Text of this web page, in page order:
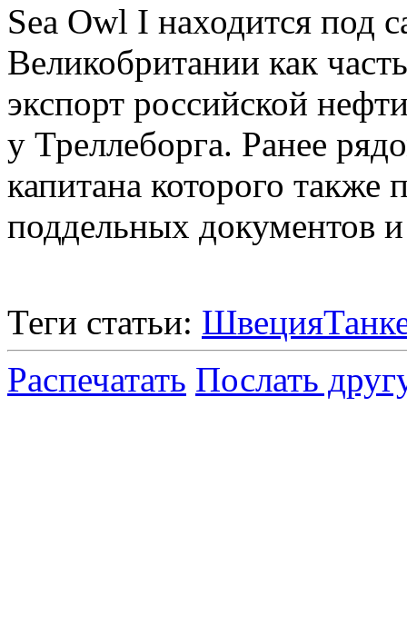
Sea Owl I находится под
Великобритании как
экспорт российской
у Треллеборга. Ранее
капитана которого также
поддельных документов
Теги статьи: Швеция
Распечатать Послать